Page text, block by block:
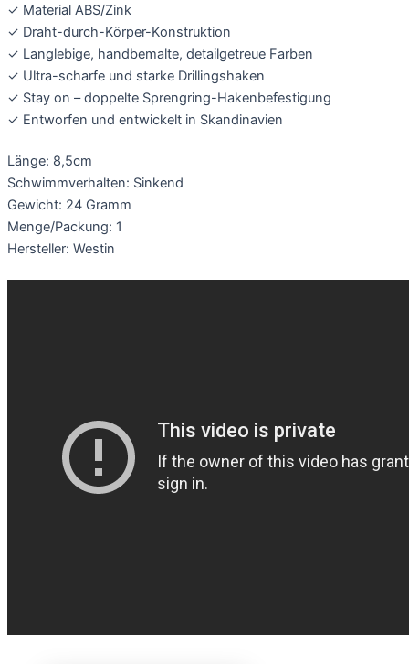
✓ Material ABS/Zink
✓ Draht-durch-Körper-Konstruktion
✓ Langlebige, handbemalte, detailgetreue Farben
✓ Ultra-scharfe und starke Drillingshaken
✓ Stay on – doppelte Sprengring-Hakenbefestigung
✓ Entworfen und entwickelt in Skandinavien
Länge: 8,5cm
Schwimmverhalten: Sinkend
Gewicht: 24 Gramm
Menge/Packung: 1
Hersteller: Westin